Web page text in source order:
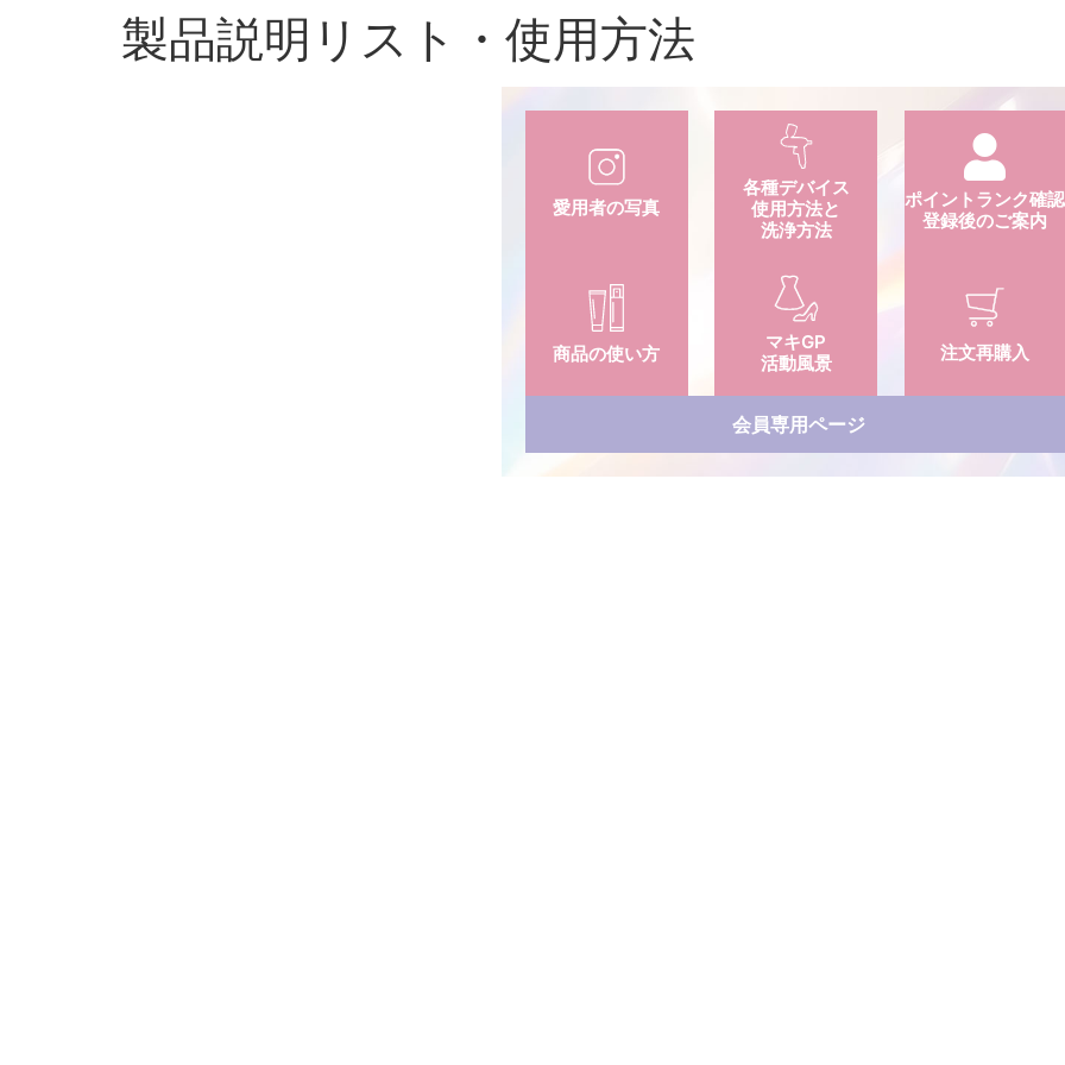
製品説明リスト・使用方法
愛用者の写真
各種デバイス
使用方法と
洗浄方法
ポイントランク確認
登録後のご案内
商品の使い方
マキGP
活動風景
注文再購入
会員専用ページ